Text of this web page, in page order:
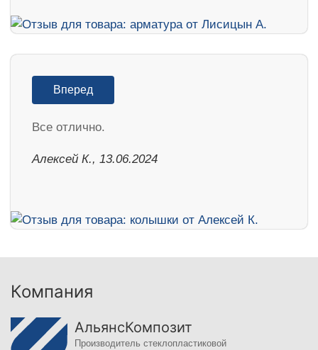
Вперед
Все отлично.
Алексей К., 13.06.2024
Компания
АльянсКомпозит
Производитель стеклопластиковой